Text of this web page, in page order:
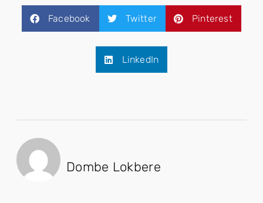
Facebook Twitter Pinterest
LinkedIn
Dombe Lokbere